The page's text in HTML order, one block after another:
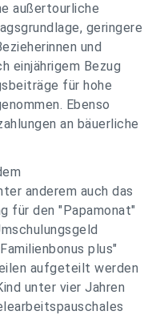
außertourliche
geringere
und
einjährigem Bezug
für hohe
Ebenso
an bäuerliche
anderem auch das
für den "Papamonat"
plus"
aufgeteilt werden
unter vier Jahren